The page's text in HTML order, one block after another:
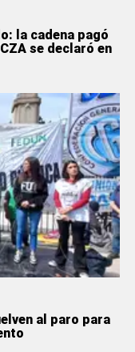
la cadena pagó
se declaró en
al paro para